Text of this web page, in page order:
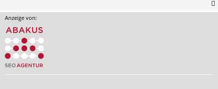
Anzeige von: